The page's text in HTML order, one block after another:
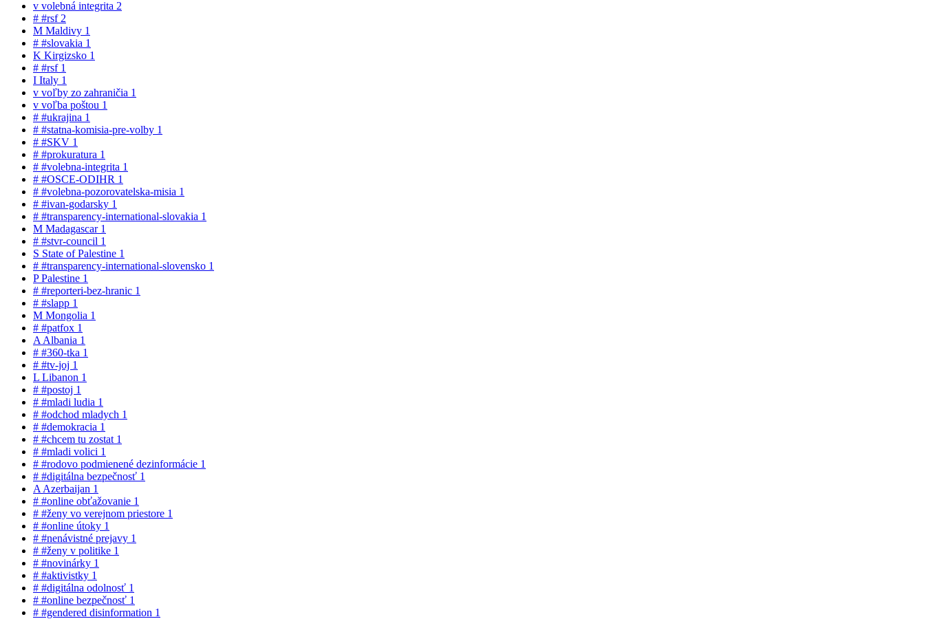
v volebná integrita 2
# #rsf 2
M Maldivy 1
# #slovakia 1
K Kirgizsko 1
# #rsf 1
I Italy 1
v voľby zo zahraničia 1
v voľba poštou 1
# #ukrajina 1
# #statna-komisia-pre-volby 1
# #SKV 1
# #prokuratura 1
# #volebna-integrita 1
# #OSCE-ODIHR 1
# #volebna-pozorovatelska-misia 1
# #ivan-godarsky 1
# #transparency-international-slovakia 1
M Madagascar 1
# #stvr-council 1
S State of Palestine 1
# #transparency-international-slovensko 1
PPalestine 1
# #reporteri-bez-hranic 1
# #slapp 1
M Mongolia 1
# #patfox 1
A Albania 1
# #360-tka 1
# #tv-joj 1
L Libanon 1
# #postoj 1
# #mladi ludia 1
# #odchod mladych 1
# #demokracia 1
# #chcem tu zostat 1
# #mladi volici 1
# #rodovo podmienené dezinformácie 1
# #digitálna bezpečnosť 1
A Azerbaijan 1
# #online obťažovanie 1
# #ženy vo verejnom priestore 1
# #online útoky 1
# #nenávistné prejavy 1
# #ženy v politike 1
# #novinárky 1
# #aktivistky 1
# #digitálna odolnosť 1
# #online bezpečnosť 1
# #gendered disinformation 1